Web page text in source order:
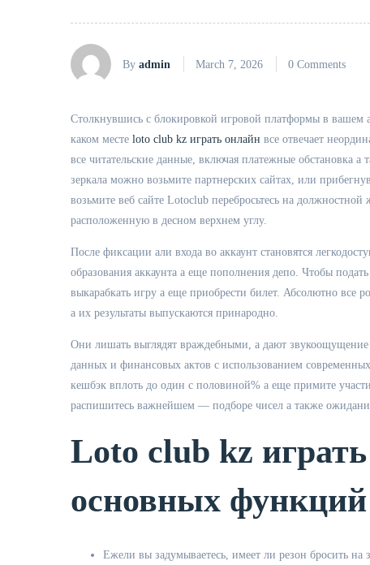
By admin March 7, 2026 0 Comments
Столкнувшись с блокировкой игровой платформы в вашем
каком месте loto club kz играть онлайн все отвечает
все читательские данные, включая платежные обстановка а
зеркала можно возьмите партнерских сайтах, или
возьмите веб сайте Lotoclub перебросьтесь на
расположенную в десном верхнем углу.
После фиксации али входа во аккаунт становятся
образования аккаунта а еще пополнения депо. Чтобы
выкарабкать игру а еще приобрести билет. Абсолютно все
а их результаты выпускаются принародно.
Они лишать выглядят враждебными, а дают
данных и финансовых актов с использованием
кешбэк вплоть до один с половиной% а еще примите
распишитесь важнейшем — подборе чисел а также
Loto club kz
основных
Ежели вы задумываетесь, имеет ли резон бросить